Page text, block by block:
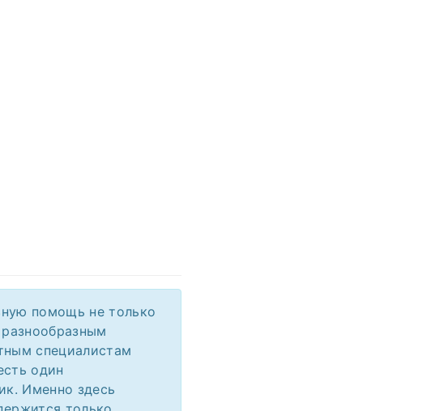
помощь не только
специалистам
один
Именно здесь